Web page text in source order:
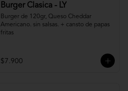
Burger Clasica - LY
Burger de 120gr, Queso Cheddar
Americano. sin salsas. + cansto de papas
fritas
$7.900